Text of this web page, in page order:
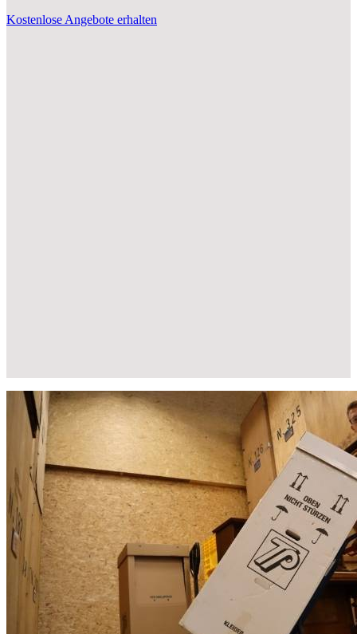
Kostenlose Angebote erhalten
Umzug leicht gemacht: Erfahren Sie, wie einfach ein
Umzug von Wolfsburg nach Laupheim sein kann
Wir können Ihnen garantieren, dass unser professionelles Netzwerk
Ihnen nahezu alles zu einemkostengünstigen Preisanbieten
können.
Entrümpelung
Haushaltsauflösung Wolfsburg
Halteverbotszone Wolfsburg
Möbellift Wolfsburg
Möbeltaxi
Möbelmitfahrzentrale
Umzugshelfer Wolfsburg